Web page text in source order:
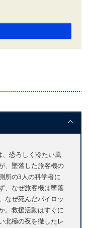
恐ろしく冷たい風
、墜落した旅客機の
所の3人の科学者に
、なぜ旅客機は墜落
なぜ死んだパイロッ
。救援活動はすぐに
北極の夜を徹したレ